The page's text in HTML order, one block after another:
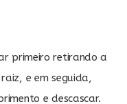
primeiro retirando a
e em seguida,
e descascar.